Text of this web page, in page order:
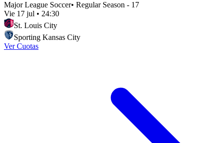
Major League Soccer• Regular Season - 17
Vie 17 jul • 24:30
St. Louis City
Sporting Kansas City
Ver Cuotas